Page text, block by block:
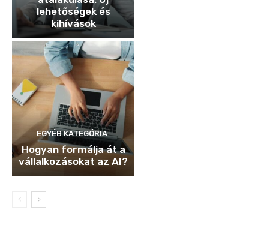
lehetőségek és
kihívások
EGYÉB KATEGÓRIA
Hogyan formálja át a
vállalkozásokat az AI?